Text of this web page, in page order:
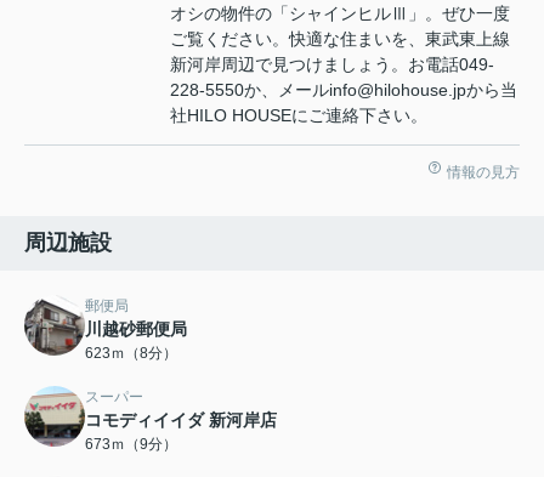
オシの物件の「シャインヒルⅢ」。ぜひ一度
ご覧ください。快適な住まいを、東武東上線
新河岸周辺で見つけましょう。お電話049-
228-5550か、メールinfo@hilohouse.jpから当
社HILO HOUSEにご連絡下さい。
情報の見方
周辺施設
郵便局
川越砂郵便局
623ｍ（8分）
スーパー
コモディイイダ 新河岸店
673ｍ（9分）